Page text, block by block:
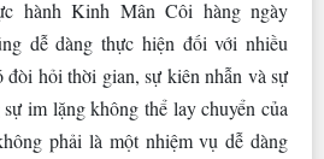
hành Kinh Mân Côi hàng ngày
dễ dàng thực hiện đối với nhiều
hỏi thời gian, sự kiên nhẫn và sự
im lặng không thể lay chuyển của
phải là một nhiệm vụ dễ dàng